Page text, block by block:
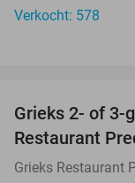
Verkocht: 578
Grieks 2- of 3-
Restaurant
Grieks Restaurant